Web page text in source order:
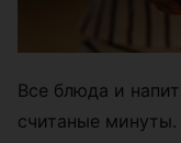
Все блюда и
считаные минуты.